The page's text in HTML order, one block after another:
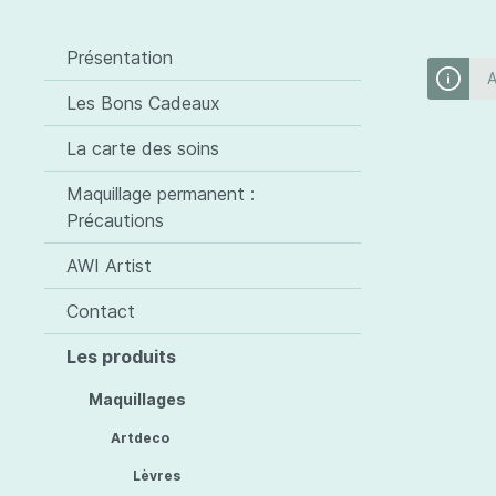
Artdeco
Lèvres
Produits spécifiques à
lèvres
Malu Wilz
Peggy Sage
Jojoba Care
Malu Wilz
Celestetic
Présentation
Les Bons Cadeaux
La carte des soins
Maquillage permanent :
Précautions
AWI Artist
Contact
Les produits
Maquillages
Artdeco
Lèvres